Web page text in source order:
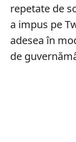
repetate de
a impus pe
adesea în
de